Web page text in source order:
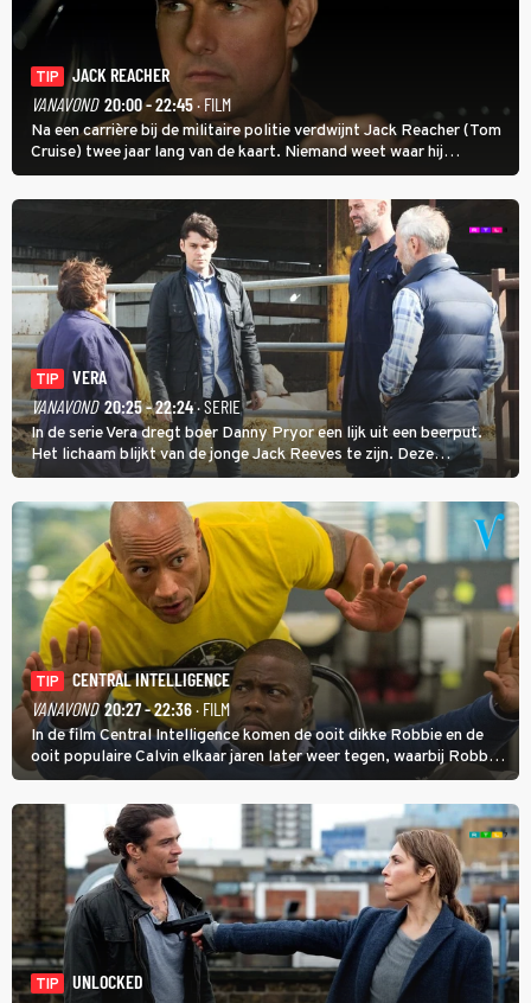
TIP
JACK REACHER
VANAVOND 20:00 - 22:45· FILM
Na een carrière bij de militaire politie verdwijnt Jack Reacher (Tom
Cruise) twee jaar lang van de kaart. Niemand weet waar hij
uithangt, totdat moordverdachte James Barr naar hem vraagt.
TIP
VERA
VANAVOND 20:25 - 22:24· SERIE
In de serie Vera dregt boer Danny Pryor een lijk uit een beerput.
Het lichaam blijkt van de jonge Jack Reeves te zijn. Deze
homoseksuele woonwagenbewoner had gebroken met zijn familie
en verliet het kamp met slaande ruzie.
TIP
CENTRAL INTELLIGENCE
VANAVOND 20:27 - 22:36· FILM
In de film Central Intelligence komen de ooit dikke Robbie en de
ooit populaire Calvin elkaar jaren later weer tegen, waarbij Robbie,
inmiddels supergespierd en werkzaam voor de CIA, Calvins hulp
goed kan gebruiken.
TIP
UNLOCKED